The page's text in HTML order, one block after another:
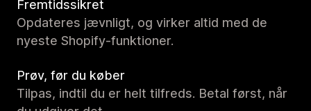
Fremtidssikret
Opdateres jævnligt, og virker altid med de
nyeste Shopify-funktioner.
Prøv, før du køber
Tilpas, indtil du er helt tilfreds. Betal først, når